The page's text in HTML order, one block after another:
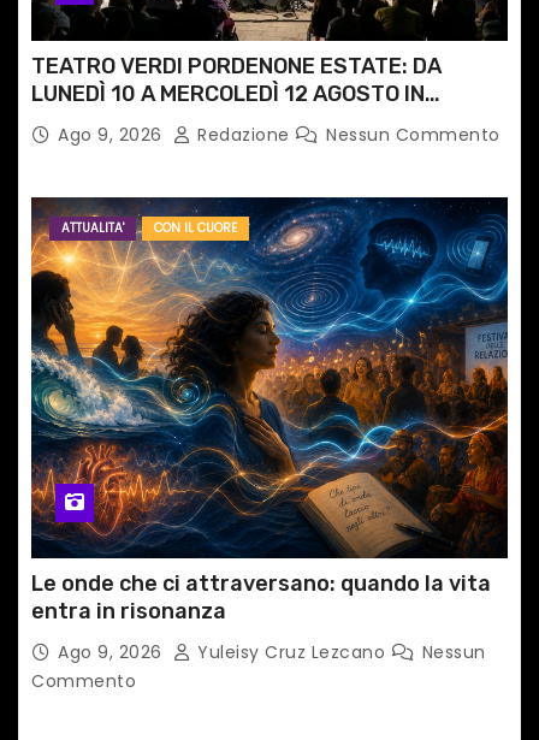
TEATRO VERDI PORDENONE ESTATE: DA
LUNEDÌ 10 A MERCOLEDÌ 12 AGOSTO IN
PIAZZETTA PESCHERIA TORNANO LE MUSIC
NIGHTS
Ago 9, 2026 Redazione Nessun Commento
ATTUALITA' CON IL CUORE
Le onde che ci attraversano: quando la vita
entra in risonanza
Ago 9, 2026 Yuleisy Cruz Lezcano
Nessun
Commento